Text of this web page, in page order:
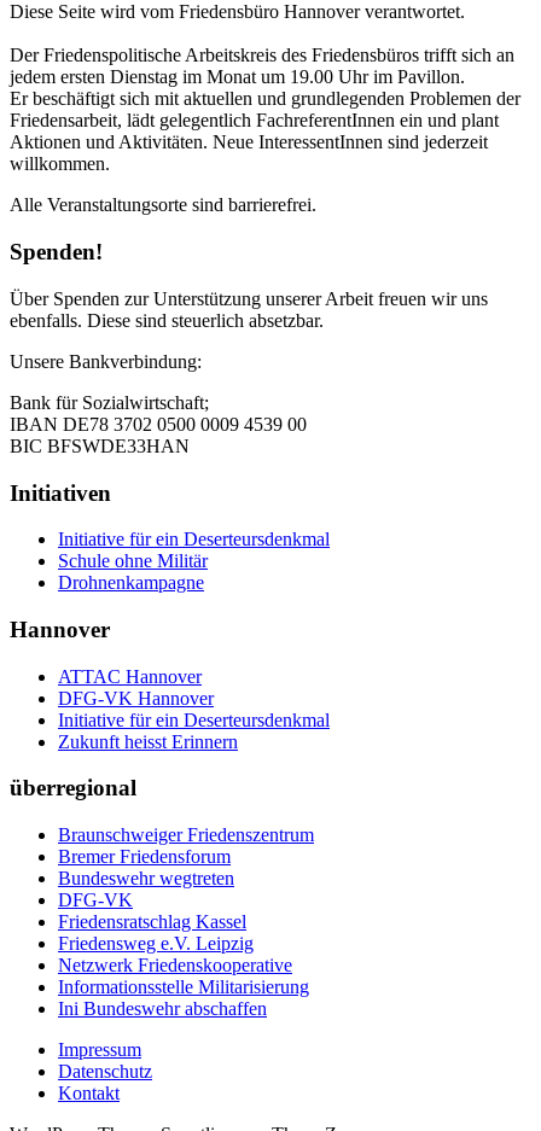
Diese Seite wird vom Friedensbüro Hannover verantwortet.
Der Friedenspolitische Arbeitskreis des Friedensbüros trifft sich an
jedem ersten Dienstag im Monat um 19.00 Uhr im Pavillon.
Er beschäftigt sich mit aktuellen und grundlegenden Problemen der
Friedensarbeit, lädt gelegentlich FachreferentInnen ein und plant
Aktionen und Aktivitäten. Neue InteressentInnen sind jederzeit
willkommen.
Alle Veranstaltungsorte sind barrierefrei.
Spenden!
Über Spenden zur Unterstützung unserer Arbeit freuen wir uns
ebenfalls. Diese sind steuerlich absetzbar.
Unsere Bankverbindung:
Bank für Sozialwirtschaft;
IBAN DE78 3702 0500 0009 4539 00
BIC BFSWDE33HAN
Initiativen
Initiative für ein Deserteursdenkmal
Schule ohne Militär
Drohnenkampagne
Hannover
ATTAC Hannover
DFG-VK Hannover
Initiative für ein Deserteursdenkmal
Zukunft heisst Erinnern
überregional
Braunschweiger Friedenszentrum
Bremer Friedensforum
Bundeswehr wegtreten
DFG-VK
Friedensratschlag Kassel
Friedensweg e.V. Leipzig
Netzwerk Friedenskooperative
Informationsstelle Militarisierung
Ini Bundeswehr abschaffen
Impressum
Datenschutz
Kontakt